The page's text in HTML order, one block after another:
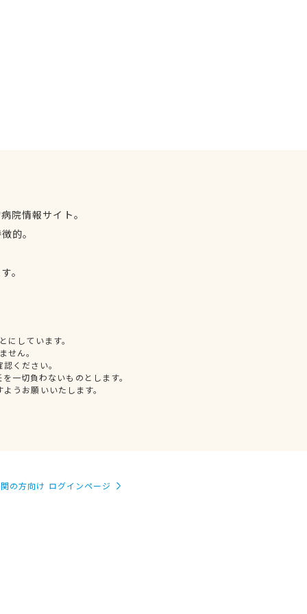
院情報サイト。
的。
。
しています。
せん。
ください。
一切負わないものとします。
うお願いいたします。
の方向け ログインページ